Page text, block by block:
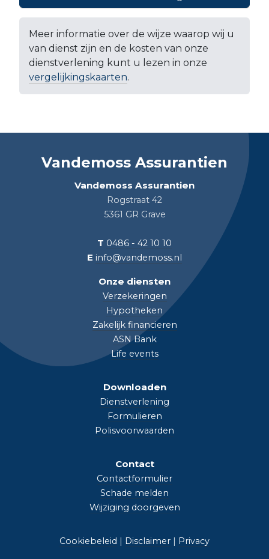
Meer informatie over de wijze waarop wij u
van dienst zijn en de kosten van onze
dienstverlening kunt u lezen in onze
vergelijkingskaarten.
Vandemoss Assurantien
Vandemoss Assurantien
Rogstraat 42
5361 GR Grave
T 0486 - 42 10 10
E info@vandemoss.nl
Onze diensten
Verzekeringen
Hypotheken
Zakelijk financieren
ASN Bank
Life events
Downloaden
Dienstverlening
Formulieren
Polisvoorwaarden
Contact
Contactformulier
Schade melden
Wijziging doorgeven
Cookiebeleid Disclaimer Privacy